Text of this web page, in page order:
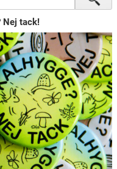
Nej tack!